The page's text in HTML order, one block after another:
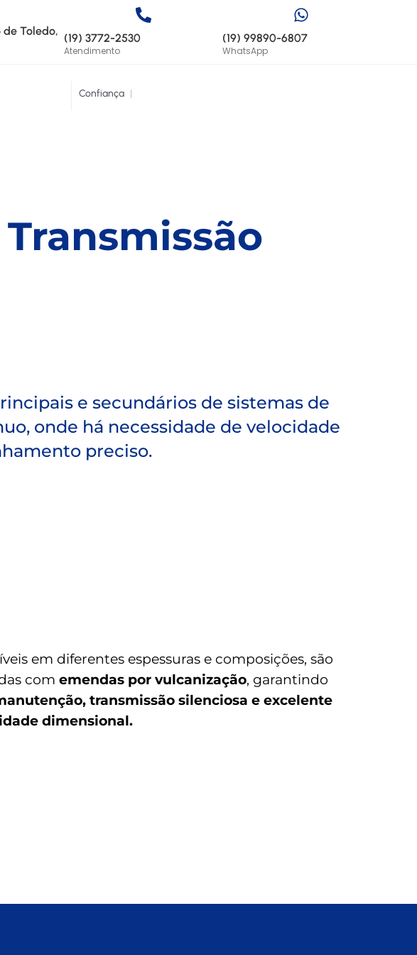
de Toledo, (19) 3772-2530
Atendimento
(19) 99890-6807
WhatsApp
Confiança |
e secundários de sistemas de
onde há necessidade de velocidade
preciso.
em diferentes espessuras e composições, são
com emendas por vulcanização, garantindo
transmissão silenciosa e excelente
dimensional.